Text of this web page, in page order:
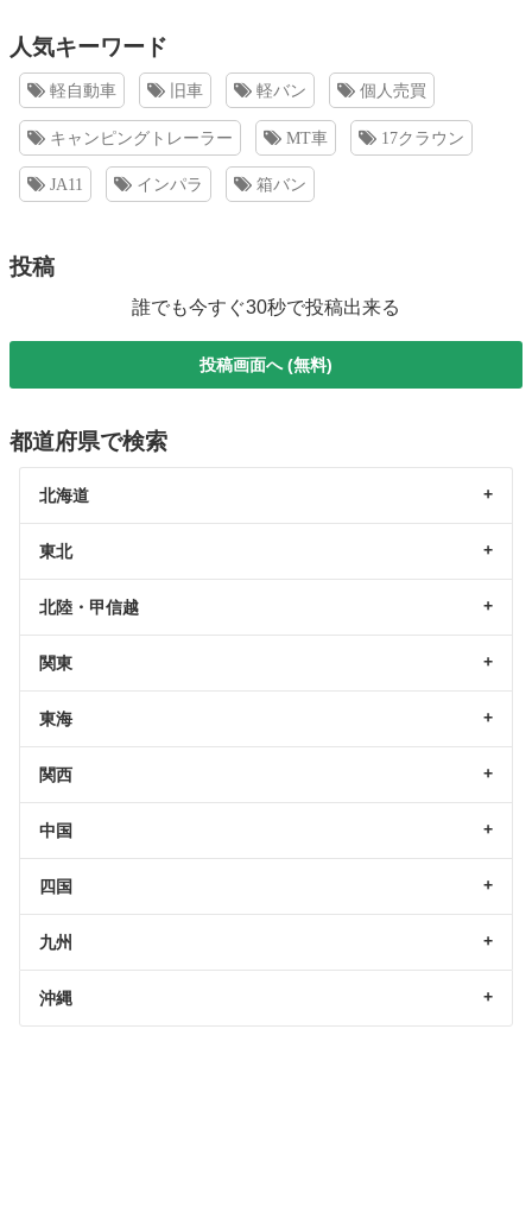
人気キーワード
軽自動車 旧車 軽バン 個人売買
キャンピングトレーラー MT車 17クラウン
JA11 インパラ 箱バン
投稿
誰でも今すぐ30秒で投稿出来る
投稿画面へ (無料)
都道府県で検索
北海道
東北
北陸・甲信越
関東
東海
関西
中国
四国
九州
沖縄